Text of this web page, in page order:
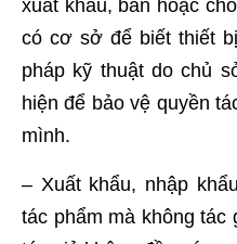
xuất khẩu, bán hoặc
có cơ sở để biết thiết
pháp kỹ thuật do chủ
hiện để bảo vệ quyền
mình.
– Xuất khẩu, nhập
tác phẩm mà không